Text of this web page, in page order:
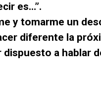
es…”.
y tomarme un
diferente la
dispuesto a hablar